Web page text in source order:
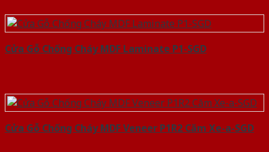
Cửa Gỗ Chống Cháy MDF Laminate P1-SGD
Cửa Gỗ Chống Cháy MDF Veneer P1R2 Căm Xe-a-SGD